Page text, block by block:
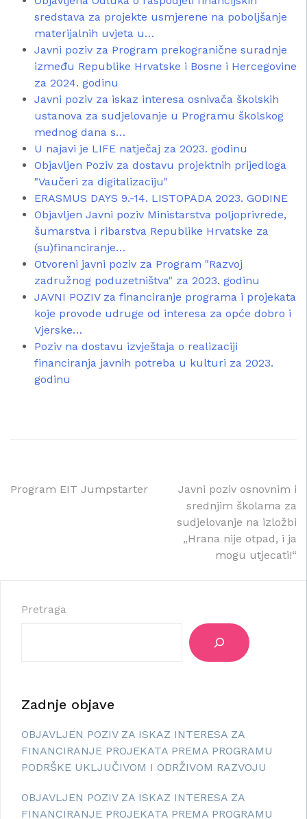
sredstava za projekte usmjerene na poboljšanje
materijalnih uvjeta u…
Javni poziv za Program prekogranične suradnje
između Republike Hrvatske i Bosne i Hercegovine
za 2024. godinu
Javni poziv za iskaz interesa osnivača školskih
ustanova za sudjelovanje u Programu školskog
mednog dana s…
U najavi je LIFE natječaj za 2023. godinu
Objavljen Poziv za dostavu projektnih prijedloga
"Vaučeri za digitalizaciju"
ERASMUS DAYS 9.-14. LISTOPADA 2023. GODINE
Objavljen Javni poziv Ministarstva poljoprivrede,
šumarstva i ribarstva Republike Hrvatske za
(su)financiranje…
Otvoreni javni poziv za Program "Razvoj
zadružnog poduzetništva" za 2023. godinu
JAVNI POZIV za financiranje programa i projekata
koje provode udruge od interesa za opće dobro i
Vjerske…
Poziv na dostavu izvještaja o realizaciji
financiranja javnih potreba u kulturi za 2023.
godinu
Navigacija
Program EIT Jumpstarter
Javni poziv osnovnim i
srednjim školama za
sudjelovanje na izložbi
„Hrana nije otpad, i ja
mogu utjecati!“
Pretraga
Zadnje objave
OBJAVLJEN POZIV ZA ISKAZ INTERESA ZA
FINANCIRANJE PROJEKATA PREMA PROGRAMU
PODRŠKE UKLJUČIVOM I ODRŽIVOM RAZVOJU
OBJAVLJEN POZIV ZA ISKAZ INTERESA ZA
FINANCIRANJE PROJEKATA PREMA PROGRAMU